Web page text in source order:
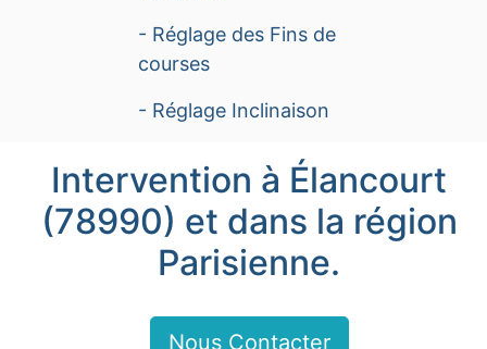
- Réglage des Fins de
courses
- Réglage Inclinaison
Intervention à Élancourt
(78990) et dans la région
Parisienne.
Nous Contacter